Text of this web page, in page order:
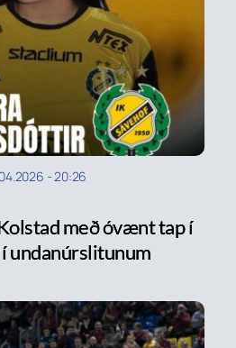
-20:26
með óvænt tap í
undanúrslitunum